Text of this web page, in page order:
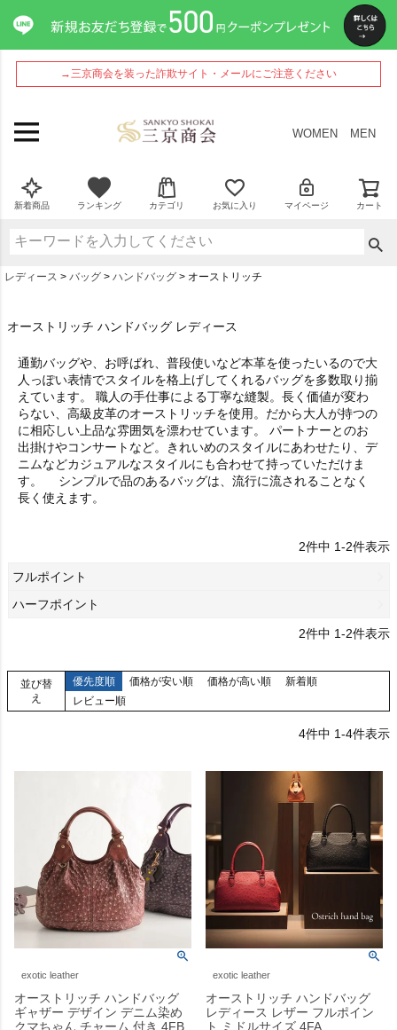
→三京商会を装った詐欺サイト・メールにご注意ください
WOMEN MEN
新着商品 ランキング カテゴリ お気に入り マイページ カート
レディース バッグ ハンドバッグ オーストリッチ
オーストリッチ ハンドバッグ レディース
通勤バッグや、お呼ばれ、普段使いなど本革を使ったいるので大
人っぽい表情でスタイルを格上げしてくれるバッグを多数取り揃
えています。 職人の手仕事による丁寧な縫製。長く価値が変わ
らない、高級皮革のオーストリッチを使用。だから大人が持つの
に相応しい上品な雰囲気を漂わせています。 パートナーとのお
出掛けやコンサートなど。きれいめのスタイルにあわせたり、デ
ニムなどカジュアルなスタイルにも合わせて持っていただけま
す。 シンプルで品のあるバッグは、流行に流されることなく
長く使えます。
2件中 1-2件表示
フルポイント
ハーフポイント
2件中 1-2件表示
並び替
え
優先度順 価格が安い順 価格が高い順
新着順
レビュー順
4件中 1-4件表示
exotic leather
オーストリッチ ハンドバッグ
ギャザー デザイン デニム染め
クマちゃん チャーム 付き 4FB
exotic leather
オーストリッチ ハンドバッグ
レディース レザー フルポイン
ト ミドルサイズ 4FA